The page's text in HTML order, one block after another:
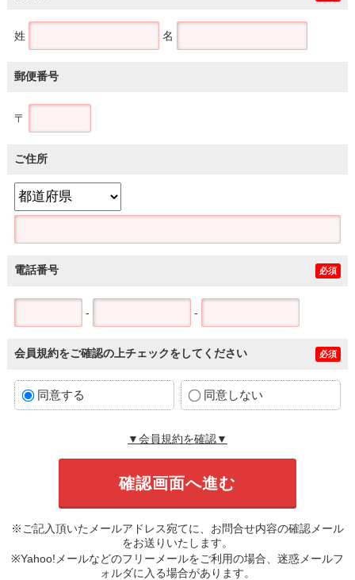
姓 名
郵便番号
〒
ご住所
電話番号 必須
- -
会員規約をご確認の上チェックをしてください 必須
同意する 同意しない
▼会員規約を確認▼
※ご記入頂いたメールアドレス宛てに、お問合せ内容の確認メール
をお送りいたします。
※Yahoo!メールなどのフリーメールをご利用の場合、迷惑メールフ
ォルダに入る場合があります。